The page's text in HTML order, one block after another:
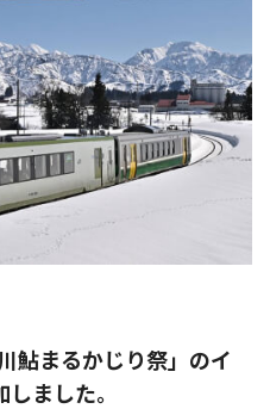
まるかじり祭」のイ
ました。